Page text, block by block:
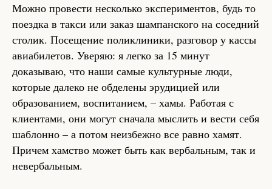
Можно провести несколько экспериментов, будь то
поездка в такси или заказ шампанского на соседний
столик. Посещение поликлиники, разговор у кассы
авиабилетов. Уверяю: я легко за 15 минут
доказываю, что наши самые культурные люди,
которые далеко не обделены эрудицией или
образованием, воспитанием, – хамы. Работая с
клиентами, они могут сначала мыслить и вести себя
шаблонно – а потом неизбежно все равно хамят.
Причем хамство может быть как вербальным, так и
невербальным.